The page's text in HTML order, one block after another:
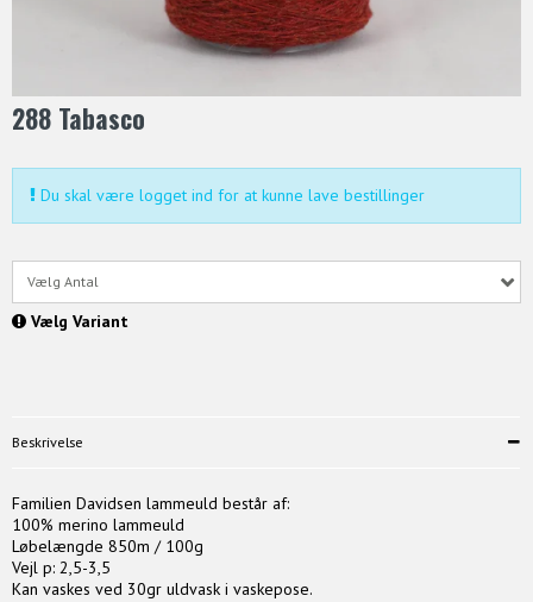
288 Tabasco
Du skal være logget ind for at kunne lave bestillinger
Vælg Antal
Vælg Variant
Beskrivelse
Familien Davidsen lammeuld består af:
100% merino lammeuld
Løbelængde 850m / 100g
Vejl p: 2,5-3,5
Kan vaskes ved 30gr uldvask i vaskepose.